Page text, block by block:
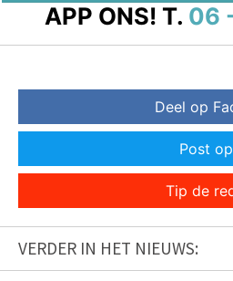
APP ONS! T. 06
Deel op
Post
Tip de
VERDER IN HET NIEUWS: